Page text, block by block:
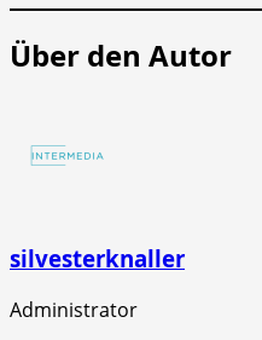
Über den Autor
silvesterknaller
Administrator